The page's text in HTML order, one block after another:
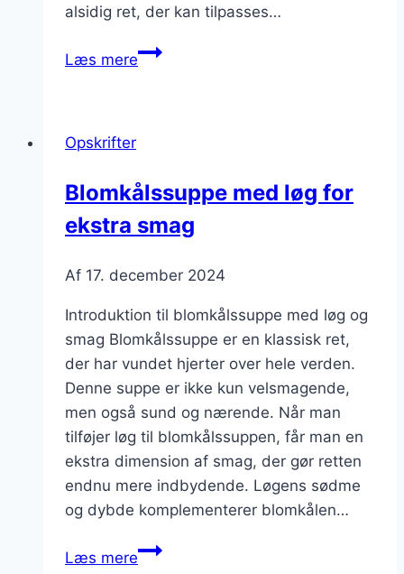
alsidig ret, der kan tilpasses…
Læs mereBlomkålssuppe
Opskrifter
Blomkålssuppe med løg for
ekstra smag
Af 17. december 2024
Introduktion til blomkålssuppe med løg og
smag Blomkålssuppe er en klassisk ret,
der har vundet hjerter over hele verden.
Denne suppe er ikke kun velsmagende,
men også sund og nærende. Når man
tilføjer løg til blomkålssuppen, får man en
ekstra dimension af smag, der gør retten
endnu mere indbydende. Løgens sødme
og dybde komplementerer blomkålen…
Læs mereBlomkålssuppe